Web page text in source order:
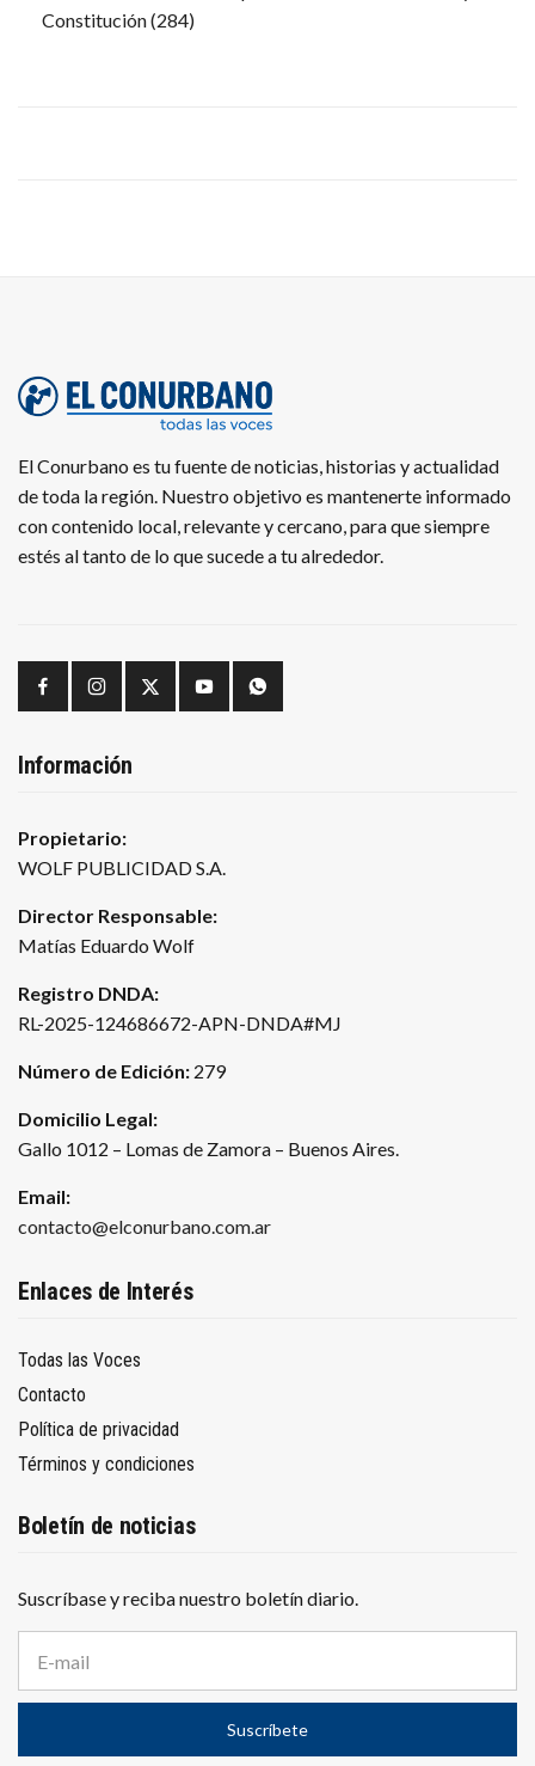
Constitución(284)
El Conurbano es tu fuente de noticias, historias y actualidad
de toda la región. Nuestro objetivo es mantenerte informado
con contenido local, relevante y cercano, para que siempre
estés al tanto de lo que sucede a tu alrededor.
Información
Propietario:
WOLF PUBLICIDAD S.A.
Director Responsable:
Matías Eduardo Wolf
Registro DNDA:
RL-2025-124686672-APN-DNDA#MJ
Número de Edición: 279
Domicilio Legal:
Gallo 1012 – Lomas de Zamora – Buenos Aires.
Email:
contacto@elconurbano.com.ar
Enlaces de Interés
Todas las Voces
Contacto
Política de privacidad
Términos y condiciones
Boletín de noticias
Suscríbase y reciba nuestro boletín diario.
r
e
c
Suscríbete